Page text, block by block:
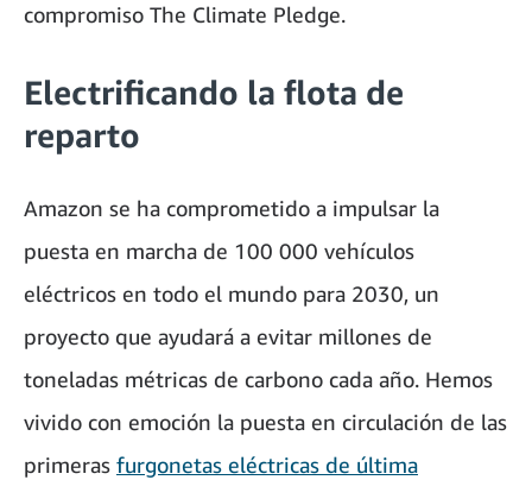
compromiso The Climate Pledge.
Electrificando la flota de
reparto
Amazon se ha comprometido a impulsar la
puesta en marcha de 100 000 vehículos
eléctricos en todo el mundo para 2030, un
proyecto que ayudará a evitar millones de
toneladas métricas de carbono cada año. Hemos
vivido con emoción la puesta en circulación de las
primeras furgonetas eléctricas de última